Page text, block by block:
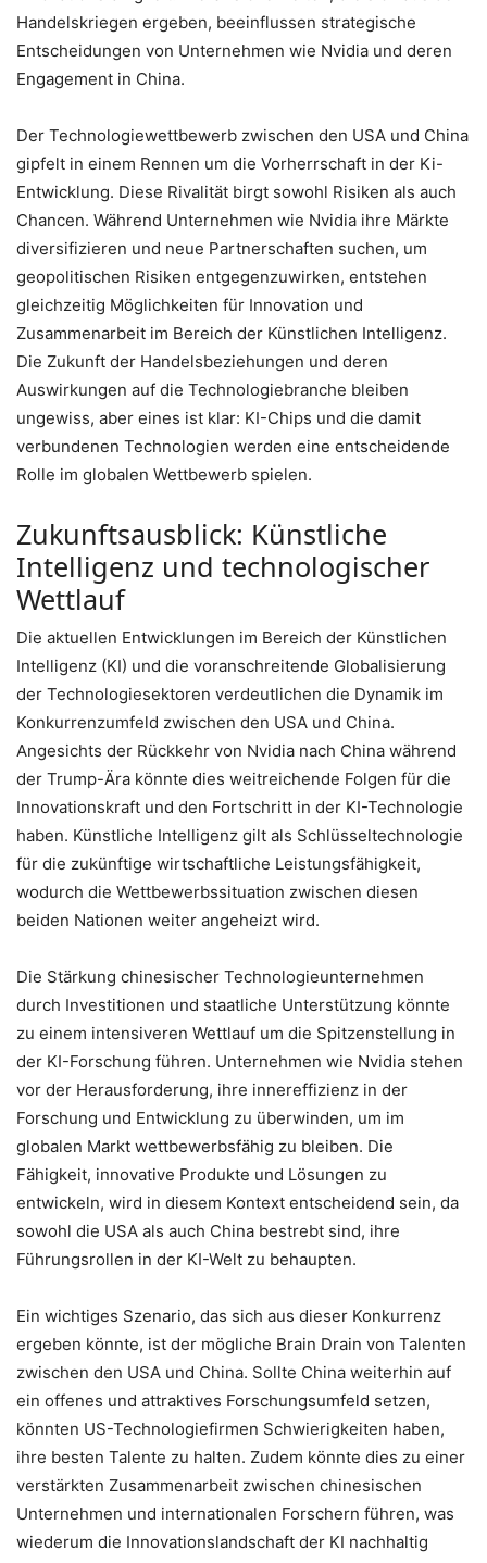
Handelskriegen ergeben, beeinflussen strategische
Entscheidungen von Unternehmen wie Nvidia und deren
Engagement in China.
Der Technologiewettbewerb zwischen den USA und China
gipfelt in einem Rennen um die Vorherrschaft in der Ki-
Entwicklung. Diese Rivalität birgt sowohl Risiken als auch
Chancen. Während Unternehmen wie Nvidia ihre Märkte
diversifizieren und neue Partnerschaften suchen, um
geopolitischen Risiken entgegenzuwirken, entstehen
gleichzeitig Möglichkeiten für Innovation und
Zusammenarbeit im Bereich der Künstlichen Intelligenz.
Die Zukunft der Handelsbeziehungen und deren
Auswirkungen auf die Technologiebranche bleiben
ungewiss, aber eines ist klar: KI-Chips und die damit
verbundenen Technologien werden eine entscheidende
Rolle im globalen Wettbewerb spielen.
Zukunftsausblick: Künstliche
Intelligenz und technologischer
Wettlauf
Die aktuellen Entwicklungen im Bereich der Künstlichen
Intelligenz (KI) und die voranschreitende Globalisierung
der Technologiesektoren verdeutlichen die Dynamik im
Konkurrenzumfeld zwischen den USA und China.
Angesichts der Rückkehr von Nvidia nach China während
der Trump-Ära könnte dies weitreichende Folgen für die
Innovationskraft und den Fortschritt in der KI-Technologie
haben. Künstliche Intelligenz gilt als Schlüsseltechnologie
für die zukünftige wirtschaftliche Leistungsfähigkeit,
wodurch die Wettbewerbssituation zwischen diesen
beiden Nationen weiter angeheizt wird.
Die Stärkung chinesischer Technologieunternehmen
durch Investitionen und staatliche Unterstützung könnte
zu einem intensiveren Wettlauf um die Spitzenstellung in
der KI-Forschung führen. Unternehmen wie Nvidia stehen
vor der Herausforderung, ihre innereffizienz in der
Forschung und Entwicklung zu überwinden, um im
globalen Markt wettbewerbsfähig zu bleiben. Die
Fähigkeit, innovative Produkte und Lösungen zu
entwickeln, wird in diesem Kontext entscheidend sein, da
sowohl die USA als auch China bestrebt sind, ihre
Führungsrollen in der KI-Welt zu behaupten.
Ein wichtiges Szenario, das sich aus dieser Konkurrenz
ergeben könnte, ist der mögliche Brain Drain von Talenten
zwischen den USA und China. Sollte China weiterhin auf
ein offenes und attraktives Forschungsumfeld setzen,
könnten US-Technologiefirmen Schwierigkeiten haben,
ihre besten Talente zu halten. Zudem könnte dies zu einer
verstärkten Zusammenarbeit zwischen chinesischen
Unternehmen und internationalen Forschern führen, was
wiederum die Innovationslandschaft der KI nachhaltig